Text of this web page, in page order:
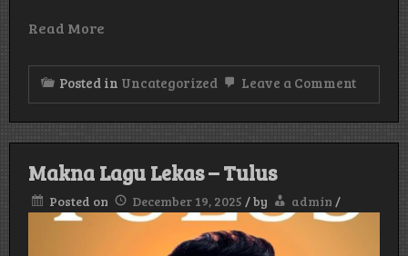
Read More
Posted in Uncategorized Leave a Commenton
Korupsi
Makna Lagu Lekas – Tulus
Posted on December 19, 2025 /by admin /